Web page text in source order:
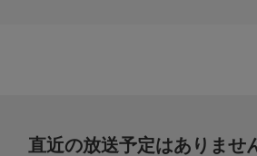
直近の放送予定はありませ